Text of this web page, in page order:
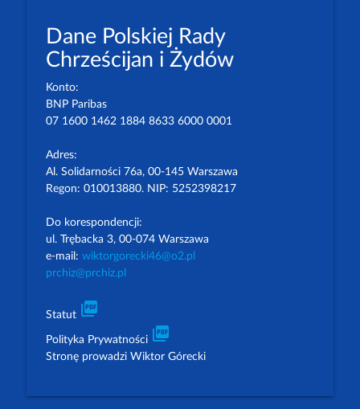
Dane Polskiej Rady
Chrześcijan i Żydów
Konto:
BNP Paribas
07 1600 1462 1884 8633 6000 0001
Adres:
Al. Solidarności 76a, 00-145 Warszawa
Regon: 010013880. NIP: 5252398217
Do korespondencji:
ul. Trębacka 3, 00-074 Warszawa
e-mail: wiktorgorecki46@o2.pl
prchiz@prchiz.pl
Statut picture_as_pdf
Polityka Prywatności picture_as_pdf
Stronę prowadzi Wiktor Górecki